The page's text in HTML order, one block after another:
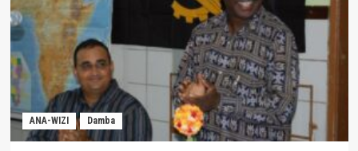
MESTRADO
DESTACADO
COM
18
VALORES
NA
GREGÓRIO
SEMEDO
ANA-WIZI Damba